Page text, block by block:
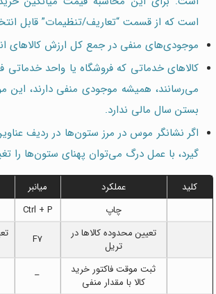
است که از قسمت “تعاریف/تنظیمات” قابل
موجودی‌های منفی در جمع کل ارزش کالاهای
کالاهای خدماتی که فروشگاه یا واحد خدماتی
می‌رسانند، همیشه موجودی منفی دارند،
بستن سال مالی ندارد.
اگر نشانگر موس در مرز ستو‌ن‌ها در ردیف
گیرد، با عمل درگ می‌توان پهنای ستون‌ها را
کلید عملکرد میانبر
چاپ
Ctrl + P
تعیین محدوده کالاها در
تریل
F7
ثبت موقت فاکتور خرید
کالا با مقدار منفی
–